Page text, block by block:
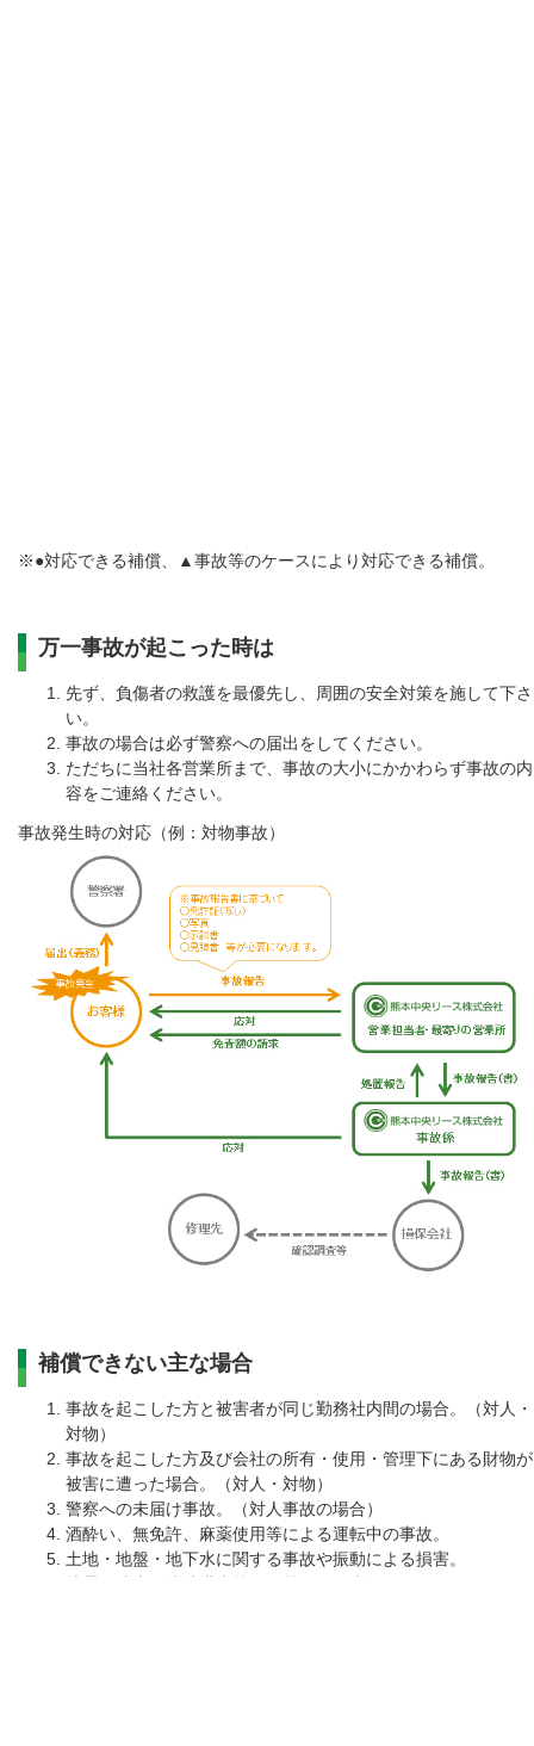
※●対応できる補償、▲事故等のケースにより対応できる補償。
万一事故が起こった時は
先ず、負傷者の救護を最優先し、周囲の安全対策を施して下さ
い。
事故の場合は必ず警察への届出をしてください。
ただちに当社各営業所まで、事故の大小にかかわらず事故の内
容をご連絡ください。
事故発生時の対応（例：対物事故）
補償できない主な場合
事故を起こした方と被害者が同じ勤務社内間の場合。（対人・
対物）
事故を起こした方及び会社の所有・使用・管理下にある財物が
被害に遭った場合。（対人・対物）
警察への未届け事故。（対人事故の場合）
酒酔い、無免許、麻薬使用等による運転中の事故。
土地・地盤・地下水に関する事故や振動による損害。